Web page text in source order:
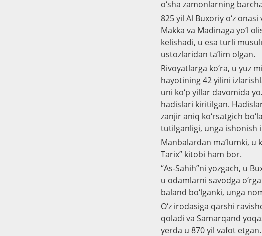
o‘sha zamonlarning
825 yil Al Buxoriy o‘z
Makka va Madinaga yo‘l
kelishadi, u esa turli
ustozlaridan ta’lim olgan.
Rivoyatlarga ko‘ra, u yuz
hayotining 42 yilini
uni ko‘p yillar davomida
hadislari kiritilgan.
zanjir aniq ko‘rsatgich
tutilganligi, unga ishonish
Manbalardan ma’lumki, u
Tarix” kitobi ham bor.
“As-Sahih”ni yozgach, u
u odamlarni savodga
baland bo‘lganki, unga
O‘z irodasiga qarshi
qoladi va Samarqand
yerda u 870 yil vafot etgan.